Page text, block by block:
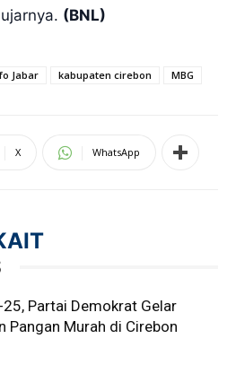
(BNL)
Jabar kabupaten cirebon MBG
X WhatsApp
25, Partai Demokrat Gelar
Pangan Murah di Cirebon